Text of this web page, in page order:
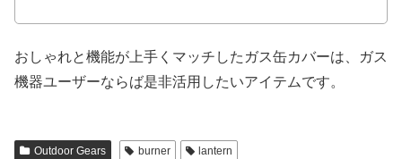
おしゃれと機能が上手くマッチしたガス缶カバーは、ガス
機器ユーザーならば是非活用したいアイテムです。
Outdoor Gears burner lantern